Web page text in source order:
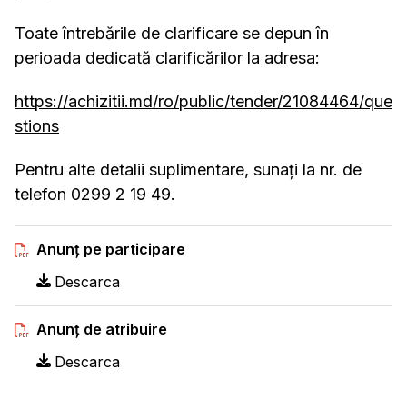
Toate întrebările de clarificare se depun în
perioada dedicată clarificărilor la adresa:
https://achizitii.md/ro/public/tender/21084464/que
stions
Pentru alte detalii suplimentare, sunați la nr. de
telefon 0299 2 19 49.
Anunț pe participare
Descarca
Anunț de atribuire
Descarca